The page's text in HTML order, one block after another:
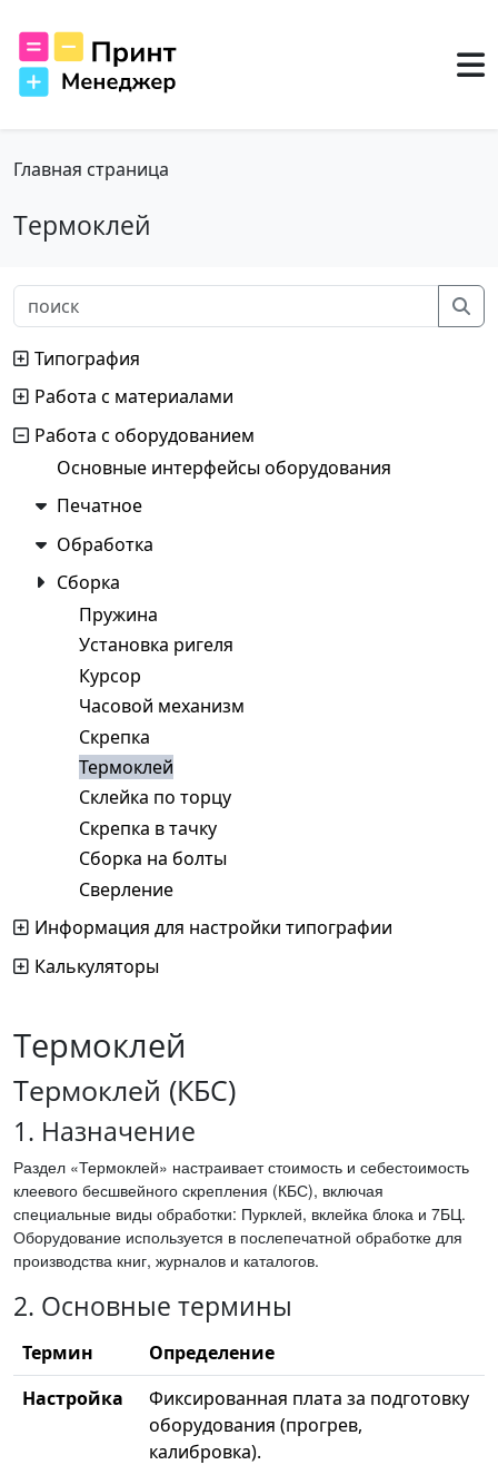
Главная страница
Термоклей
Типография
Работа с материалами
Работа с оборудованием
Основные интерфейсы оборудования
Печатное
Обработка
Сборка
Пружина
Установка ригеля
Курсор
Часовой механизм
Скрепка
Термоклей
Склейка по торцу
Скрепка в тачку
Сборка на болты
Сверление
Информация для настройки типографии
Калькуляторы
Термоклей
Термоклей (КБС)
1. Назначение
Раздел «Термоклей» настраивает стоимость и себестоимость
клеевого бесшвейного скрепления (КБС), включая
специальные виды обработки: Пурклей, вклейка блока и 7БЦ.
Оборудование используется в послепечатной обработке для
производства книг, журналов и каталогов.
2. Основные термины
Термин
Определение
Настройка
Фиксированная плата за подготовку
оборудования (прогрев,
калибровка).